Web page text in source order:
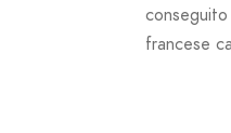
francese